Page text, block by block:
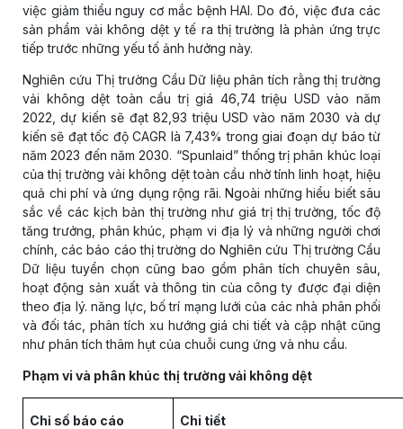
việc giảm thiểu nguy cơ mắc bệnh HAI. Do đó, việc đưa các
sản phẩm vải không dệt y tế ra thị trường là phản ứng trực
tiếp trước những yếu tố ảnh hưởng này.
Nghiên cứu Thị trường Cầu Dữ liệu phân tích rằng thị trường
vải không dệt toàn cầu trị giá 46,74 triệu USD vào năm
2022, dự kiến ​​sẽ đạt 82,93 triệu USD vào năm 2030 và dự
kiến ​​sẽ đạt tốc độ CAGR là 7,43% trong giai đoạn dự báo từ
năm 2023 đến năm 2030. “Spunlaid” thống trị phân khúc loại
của thị trường vải không dệt toàn cầu nhờ tính linh hoạt, hiệu
quả chi phí và ứng dụng rộng rãi. Ngoài những hiểu biết sâu
sắc về các kịch bản thị trường như giá trị thị trường, tốc độ
tăng trưởng, phân khúc, phạm vi địa lý và những người chơi
chính, các báo cáo thị trường do Nghiên cứu Thị trường Cầu
Dữ liệu tuyển chọn cũng bao gồm phân tích chuyên sâu,
hoạt động sản xuất và thông tin của công ty được đại diện
theo địa lý. năng lực, bố trí mạng lưới của các nhà phân phối
và đối tác, phân tích xu hướng giá chi tiết và cập nhật cũng
như phân tích thâm hụt của chuỗi cung ứng và nhu cầu.
Phạm vi và phân khúc thị trường vải không dệt
Chỉ số báo cáo Chi tiết